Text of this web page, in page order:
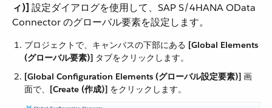
ィ)] ​ 設定ダイアログを使用して、SAP S/4HANA OData
Connector のグローバル要素を設定します。
プロジェクトで、キャンバスの下部にある ​ [Global Elements
(グローバル要素)] ​ タブをクリックします。
[Global Configuration Elements (グローバル設定要素)] ​ 画
面で、​ [Create (作成)] ​ をクリックします。